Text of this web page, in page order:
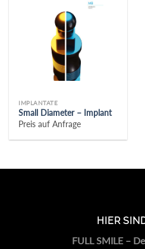
IMPLANTATE
Small Diameter – Implant
Preis auf Anfrage
HIER
FULL SMILE –